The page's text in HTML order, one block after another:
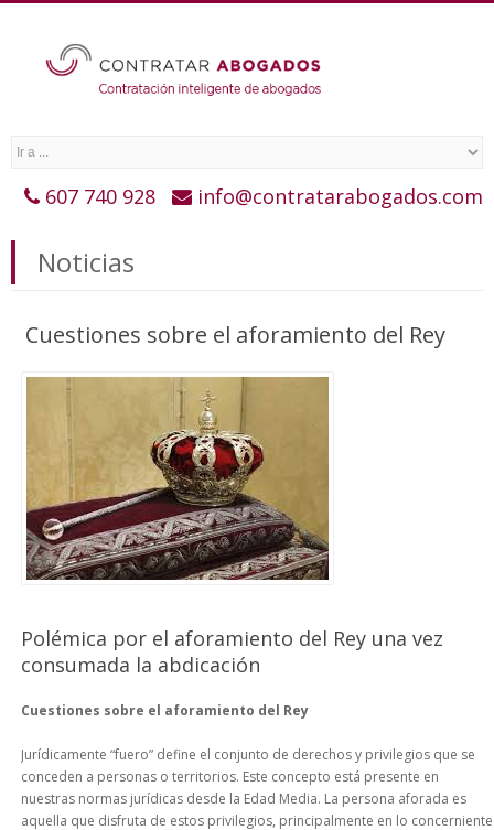
607 740 928 info@contratarabogados.com
Noticias
Cuestiones sobre el aforamiento del Rey
Polémica por el aforamiento del Rey una vez
consumada la abdicación
Cuestiones sobre el aforamiento del Rey
Jurídicamente “fuero” define el conjunto de derechos y privilegios que se
conceden a personas o territorios. Este concepto está presente en
nuestras normas jurídicas desde la Edad Media. La persona aforada es
aquella que disfruta de estos privilegios, principalmente en lo concerniente